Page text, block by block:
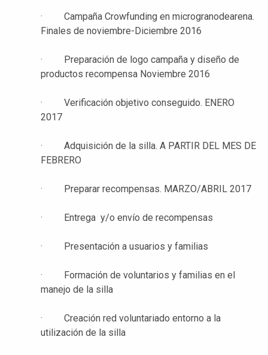
· Campaña Crowfunding en microgranodearena.
Finales de noviembre-Diciembre 2016
· Preparación de logo campaña y diseño de
productos recompensa Noviembre 2016
· Verificación objetivo conseguido. ENERO
2017
· Adquisición de la silla. A PARTIR DEL MES DE
FEBRERO
· Preparar recompensas. MARZO/ABRIL 2017
· Entrega y/o envío de recompensas
· Presentación a usuarios y familias
· Formación de voluntarios y familias en el
manejo de la silla
· Creación red voluntariado entorno a la
utilización de la silla